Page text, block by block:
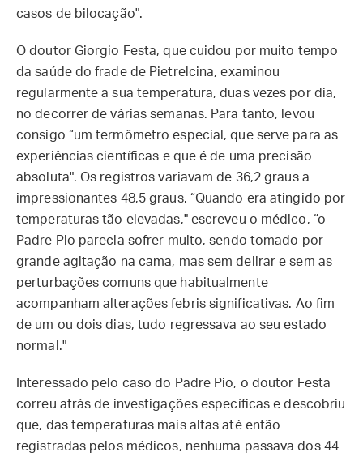
casos de bilocação".
O doutor Giorgio Festa, que cuidou por muito tempo
da saúde do frade de Pietrelcina, examinou
regularmente a sua temperatura, duas vezes por dia,
no decorrer de várias semanas. Para tanto, levou
consigo “um termômetro especial, que serve para as
experiências científicas e que é de uma precisão
absoluta". Os registros variavam de 36,2 graus a
impressionantes 48,5 graus. “Quando era atingido por
temperaturas tão elevadas," escreveu o médico, “o
Padre Pio parecia sofrer muito, sendo tomado por
grande agitação na cama, mas sem delirar e sem as
perturbações comuns que habitualmente
acompanham alterações febris significativas. Ao fim
de um ou dois dias, tudo regressava ao seu estado
normal."
Interessado pelo caso do Padre Pio, o doutor Festa
correu atrás de investigações específicas e descobriu
que, das temperaturas mais altas até então
registradas pelos médicos, nenhuma passava dos 44